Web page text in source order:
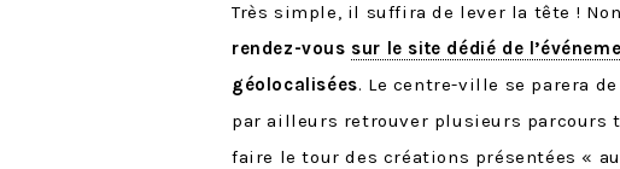
Très simple, il suffira de lever la tête !
rendez-vous sur le site dédié de
géolocalisées. Le centre-ville se parera
par ailleurs retrouver plusieurs parcours
faire le tour des créations présentées «